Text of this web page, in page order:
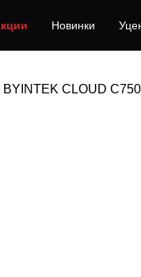
Новинки
BYINTEK CLOUD